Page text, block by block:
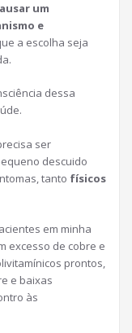
um
e
a escolha seja
dessa
ser
descuido
tanto físicos
em minha
excesso de cobre e
prontos,
e baixas
às